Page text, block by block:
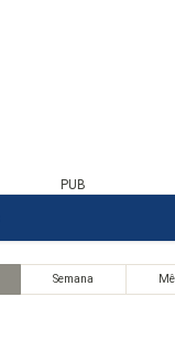
PUB
Semana